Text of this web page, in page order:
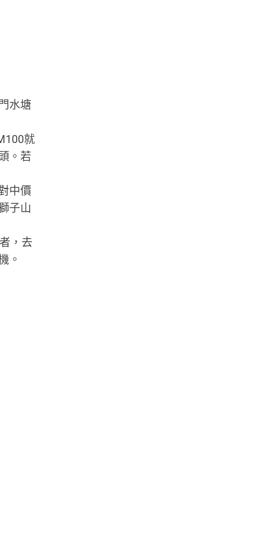
水塘
就
。若
中價
子山
，去
。